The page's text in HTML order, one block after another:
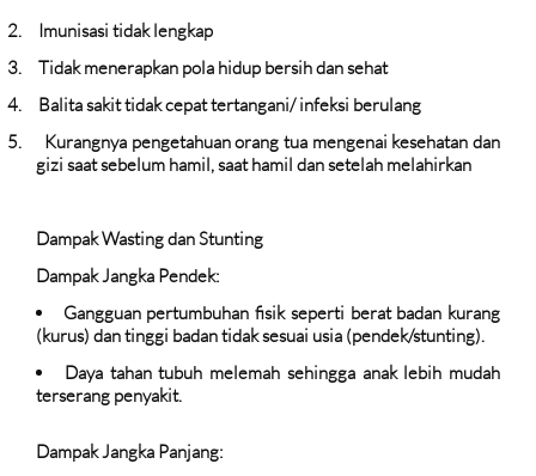
2.
Imunisasi tidak lengkap
3.
Tidak menerapkan pola hidup bersih dan sehat
4.
Balita sakit tidak cepat tertangani/ infeksi berulang
5.
Kurangnya pengetahuan orang tua mengenai kesehatan dan
gizi saat sebelum hamil, saat hamil dan setelah melahirkan
Dampak Wasting dan Stunting
Dampak Jangka Pendek:
Gangguan pertumbuhan fisik seperti berat badan kurang
(kurus) dan tinggi badan tidak sesuai usia (pendek/stunting).
Daya tahan tubuh melemah sehingga anak lebih mudah
terserang penyakit.
Dampak Jangka Panjang: